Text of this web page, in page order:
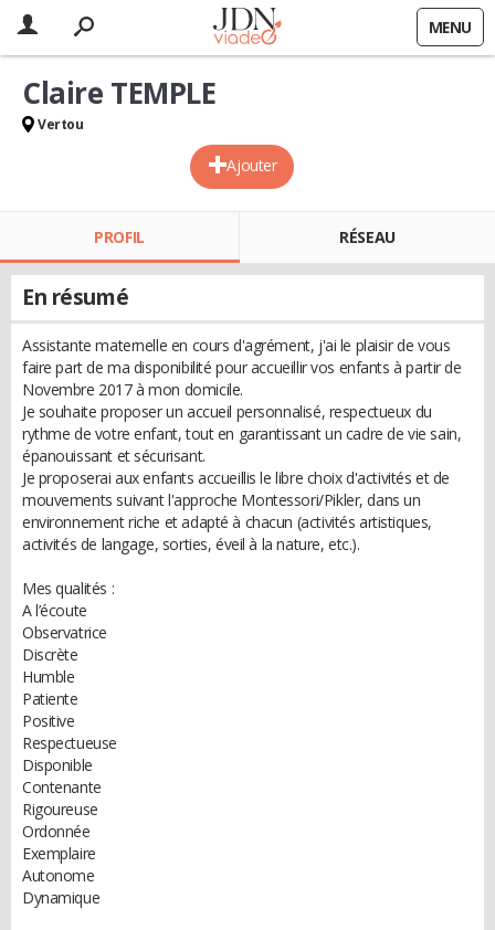
MENU
Ajouter
Claire TEMPLE
Vertou
PROFIL RÉSEAU
En résumé
Assistante maternelle en cours d'agrément, j'ai le plaisir de vous
faire part de ma disponibilité pour accueillir vos enfants à partir de
Novembre 2017 à mon domicile.
Je souhaite proposer un accueil personnalisé, respectueux du
rythme de votre enfant, tout en garantissant un cadre de vie sain,
épanouissant et sécurisant.
Je proposerai aux enfants accueillis le libre choix d'activités et de
mouvements suivant l'approche Montessori/Pikler, dans un
environnement riche et adapté à chacun (activités artistiques,
activités de langage, sorties, éveil à la nature, etc.).
Mes qualités :
A l’écoute
Observatrice
Discrète
Humble
Patiente
Positive
Respectueuse
Disponible
Contenante
Rigoureuse
Ordonnée
Exemplaire
Autonome
Dynamique